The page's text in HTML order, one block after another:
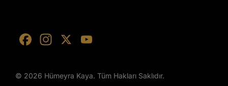
F
c
In
a
X
u
© 2026 Hümeyra Kaya. Tüm Hakları Saklıdır.